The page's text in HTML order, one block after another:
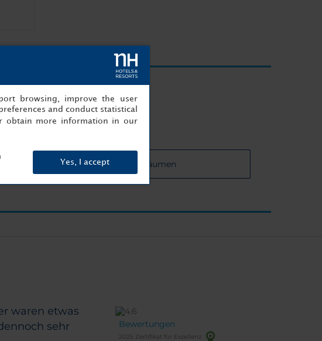
Klick entfernt
an!
Angaben zu den Veranstaltungsräumen
waren etwas
sehr
Bewertungen
2025 Zertifikat für Exzellenz
browsing, improve the user
and conduct statistical
obtain more information in our
Yes, I accept